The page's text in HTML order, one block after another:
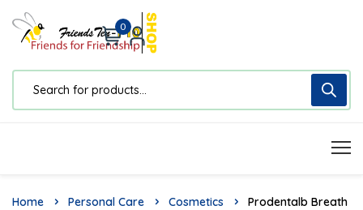
0
Home Personal Care Cosmetics
Prodentalb Breath